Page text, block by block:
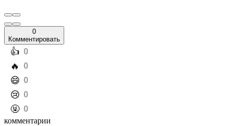
0
Комментировать
️👍 0
️🔥 0
️😄 0
️😢 0
️🤬 0
комментарии